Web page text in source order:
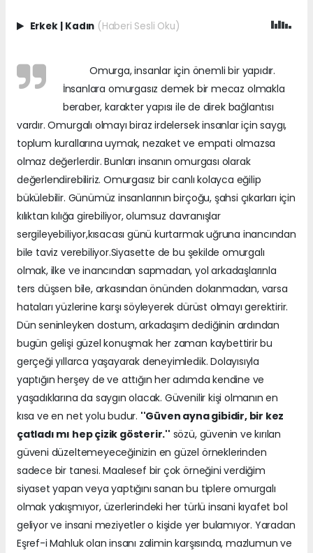
Erkek Kadın (Haberi Sesli Oku)
Omurga, insanlar için önemli bir yapıdır.
İnsanlara omurgasız demek bir mecaz olmakla
beraber, karakter yapısı ile de direk bağlantısı
vardır. Omurgalı olmayı biraz irdelersek insanlar için saygı,
toplum kurallarına uymak, nezaket ve empati olmazsa
olmaz değerlerdir. Bunları insanın omurgası olarak
değerlendirebiliriz. Omurgasız bir canlı kolayca eğilip
bükülebilir. Günümüz insanlarının birçoğu, şahsi çıkarları için
kılıktan kılığa girebiliyor, olumsuz davranışlar
sergileyebiliyor,kısacası günü kurtarmak uğruna inancından
bile taviz verebiliyor.Siyasette de bu şekilde omurgalı
olmak, ilke ve inancından sapmadan, yol arkadaşlarınla
ters düşsen bile, arkasından önünden dolanmadan, varsa
hataları yüzlerine karşı söyleyerek dürüst olmayı gerektirir.
Dün seninleyken dostum, arkadaşım dediğinin ardından
bugün gelişi güzel konuşmak her zaman kaybettirir bu
gerçeği yıllarca yaşayarak deneyimledik. Dolayısıyla
yaptığın herşey de ve attığın her adımda kendine ve
yaşadıklarına da saygın olacak. Güvenilir kişi olmanın en
kısa ve en net yolu budur. ''Güven ayna gibidir, bir kez
çatladı mı hep çizik gösterir.'' sözü, güvenin ve kırılan
güveni düzeltemeyeceğinizin en güzel örneklerinden
sadece bir tanesi. Maalesef bir çok örneğini verdiğim
siyaset yapan veya yaptığını sanan bu tiplere omurgalı
olmak yakışmıyor, üzerlerindeki her türlü insani kıyafet bol
geliyor ve insani meziyetler o kişide yer bulamıyor. Yaradan
Eşref-i Mahluk olan insanı zalimin karşısında, mazlumun ve